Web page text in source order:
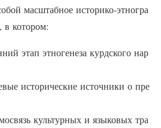
масштабное историко‑этногра
в котором:
этап этногенеза курдского нар
исторические источники о пре
культурных и языковых тра